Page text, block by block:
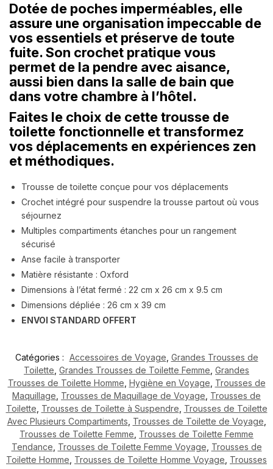
Dotée de poches imperméables, elle
assure une organisation impeccable de
vos essentiels et préserve de toute
fuite. Son crochet pratique vous
permet de la pendre avec aisance,
aussi bien dans la salle de bain que
dans votre chambre à l’hôtel.
Faites le choix de cette trousse de
toilette fonctionnelle et transformez
vos déplacements en expériences zen
et méthodiques.
Trousse de toilette conçue pour vos déplacements
Crochet intégré pour suspendre la trousse partout où vous
séjournez
Multiples compartiments étanches pour un rangement
sécurisé
Anse facile à transporter
Matière résistante : Oxford
Dimensions à l’état fermé : 22 cm x 26 cm x 9.5 cm
Dimensions dépliée : 26 cm x 39 cm
ENVOI STANDARD OFFERT
Catégories : Accessoires de Voyage, Grandes Trousses de
Toilette, Grandes Trousses de Toilette Femme, Grandes
Trousses de Toilette Homme, Hygiène en Voyage, Trousses de
Maquillage, Trousses de Maquillage de Voyage, Trousses de
Toilette, Trousses de Toilette à Suspendre, Trousses de Toilette
Avec Plusieurs Compartiments, Trousses de Toilette de Voyage,
Trousses de Toilette Femme, Trousses de Toilette Femme
Tendance, Trousses de Toilette Femme Voyage, Trousses de
Toilette Homme, Trousses de Toilette Homme Voyage, Trousses